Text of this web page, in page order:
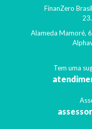
FinanZero
Alameda Mamoré,
Tem uma